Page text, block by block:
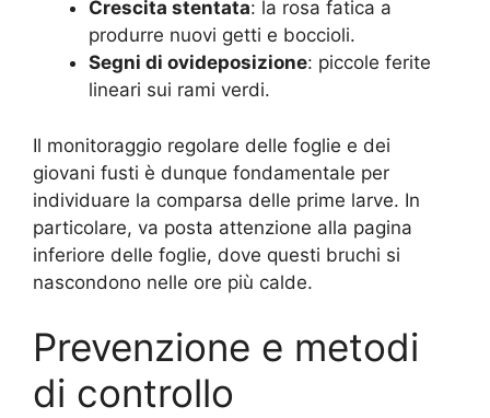
Crescita stentata: la rosa fatica a
produrre nuovi getti e boccioli.
Segni di ovideposizione: piccole ferite
lineari sui rami verdi.
Il monitoraggio regolare delle foglie e dei
giovani fusti è dunque fondamentale per
individuare la comparsa delle prime larve. In
particolare, va posta attenzione alla pagina
inferiore delle foglie, dove questi bruchi si
nascondono nelle ore più calde.
Prevenzione e metodi
di controllo